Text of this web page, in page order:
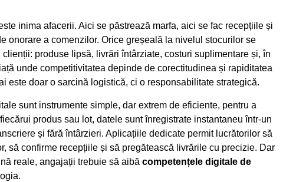
inima afacerii. Aici se păstrează marfa, aici se fac recepțiile și
onorare a comenzilor. Orice greșeală la nivelul stocurilor se
produse lipsă, livrări întârziate, costuri suplimentare și, în
unde competitivitatea depinde de corectitudinea și rapiditatea
este doar o sarcină logistică, ci o responsabilitate strategică.
sunt instrumente simple, dar extrem de eficiente, pentru a
produs sau lot, datele sunt înregistrate instantaneu într-un
și fără întârzieri. Aplicațiile dedicate permit lucrătorilor să
să confirme recepțiile și să pregătească livrările cu precizie. Dar
reale, angajații trebuie să aibă competențele digitale de